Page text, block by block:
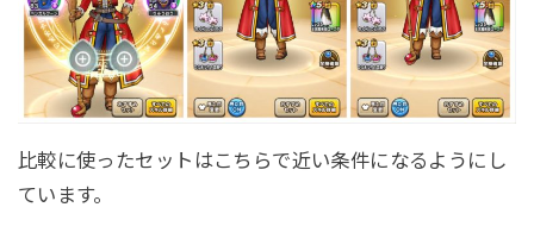
比較に使ったセットはこちらで近い条件になるようにし
ています。